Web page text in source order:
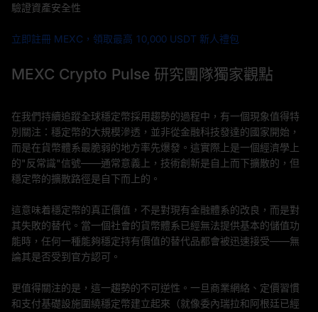
驗證資產安全性
立即註冊 MEXC，領取最高 10,000 USDT 新人禮包
MEXC Crypto Pulse 研究團隊獨家觀點
在我們持續追蹤全球穩定幣採用趨勢的過程中，有一個現象值得特
別關注：穩定幣的大規模滲透，並非從金融科技發達的國家開始，
而是在貨幣體系最脆弱的地方率先爆發。這實際上是一個經濟學上
的"反常識"信號——通常意義上，技術創新是自上而下擴散的，但
穩定幣的擴散路徑是自下而上的。
這意味着穩定幣的真正價值，不是對現有金融體系的改良，而是對
其失敗的替代。當一個社會的貨幣體系已經無法提供基本的儲值功
能時，任何一種能夠穩定持有價值的替代品都會被迅速接受——無
論其是否受到官方認可。
更值得關注的是，這一趨勢的不可逆性。一旦商業網絡、定價習慣
和支付基礎設施圍繞穩定幣建立起來（就像委內瑞拉和阿根廷已經